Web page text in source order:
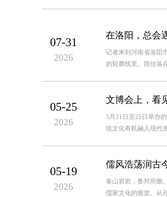
07-31
2026
在洛阳，总会
记者来到河南省洛阳
的轮廓线里。雨丝落
05-25
2026
文博会上，看
5月21日至25日举办
统文化有机融入现代
05-19
2026
儒风浩荡润古
泰山岩岩，鲁邦所瞻
儒家文化的摇篮。从